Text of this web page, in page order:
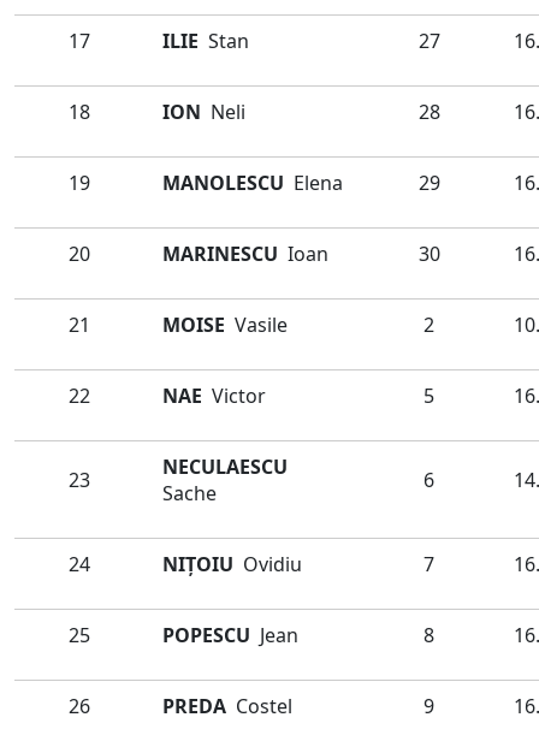
17 ILIE Stan 27
18 ION Neli 28
19 MANOLESCU Elena 29
20 MARINESCU Ioan 30
21 MOISE Vasile 2
22 NAE Victor 5
23
NECULAESCU
Sache
6
24 NIŢOIU Ovidiu 7
25 POPESCU Jean 8
26 PREDA Costel 9